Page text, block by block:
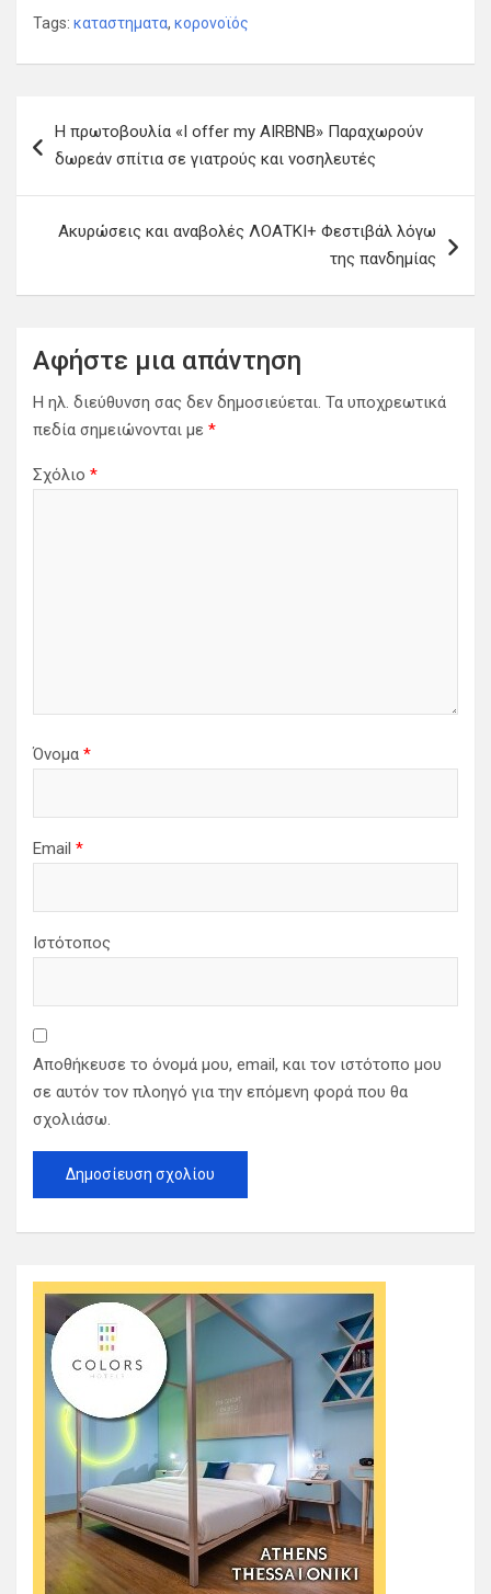
Tags: καταστηματα, κορονοϊός
η
Η πρωτοβουλία «I offer my AIRBNB» Παραχωρούν
δωρεάν σπίτια σε γιατρούς και νοσηλευτές
Ακυρώσεις και αναβολές ΛΟΑΤΚΙ+ Φεστιβάλ λόγω
της πανδημίας
Αφήστε μια απάντηση
Η ηλ. διεύθυνση σας δεν δημοσιεύεται. Τα υποχρεωτικά
πεδία σημειώνονται με *
Σχόλιο *
Όνομα *
Email *
Ιστότοπος
Αποθήκευσε το όνομά μου, email, και τον ιστότοπο μου
σε αυτόν τον πλοηγό για την επόμενη φορά που θα
σχολιάσω.